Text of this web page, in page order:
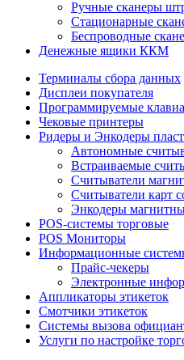
Ручные сканеры
Стационарные
Беспроводные
Денежные ящики ККМ
Терминалы сбора данных
Дисплеи покупателя
Программируемые
Чековые принтеры
Ридеры и Энкодеры
Автономные
Встраиваемые
Считыватели
Считыватели карт
Энкодеры
POS-системы торговые
POS Мониторы
Информационные
Прайс-чекеры
Электронные
Аппликаторы этикеток
Смотчики этикеток
Системы вызова
Услуги по настройке